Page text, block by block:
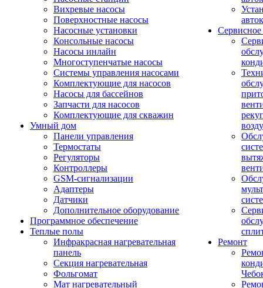
Вихревые насосы
Поверхностные насосы
Насосные установки
Консольные насосы
Насосы инлайн
Многоступенчатые насосы
Системы управления насосами
Комплектующие для насосов
Насосы для бассейнов
Запчасти для насосов
Комплектующие для скважин
Умный дом
Панели управления
Термостаты
Регуляторы
Контроллеры
GSM-сигнализации
Адаптеры
Датчики
Дополнительное оборудование
Программное обеспечение
Теплые полы
Инфракрасная нагревательная
панель
Секция нагревательная
Фольгомат
Мат нагревательный
Ремонт